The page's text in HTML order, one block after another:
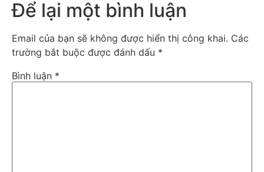
Để lại một bình luận
Email của bạn sẽ không được hiển thị công khai. Các
trường bắt buộc được đánh dấu *
Bình luận *